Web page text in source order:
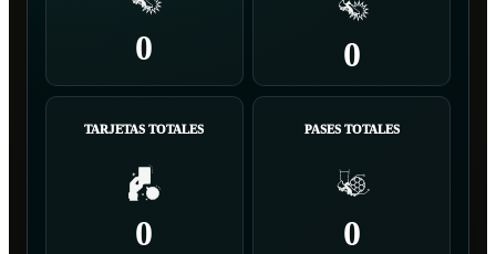
0 0
TARJETAS TOTALES
0
PASES TOTALES
0